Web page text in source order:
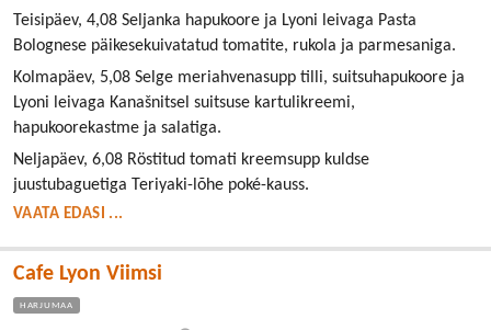
Teisipäev, 4,08 Seljanka hapukoore ja Lyoni leivaga Pasta
Bolognese päikesekuivatatud tomatite, rukola ja parmesaniga.
Kolmapäev, 5,08 Selge meriahvenasupp tilli, suitsuhapukoore ja
Lyoni leivaga Kanašnitsel suitsuse kartulikreemi,
hapukoorekastme ja salatiga.
Neljapäev, 6,08 Röstitud tomati kreemsupp kuldse
juustubaguetiga Teriyaki-lõhe poké-kauss.
VAATA EDASI ...
Cafe Lyon Viimsi
HARJUMAA